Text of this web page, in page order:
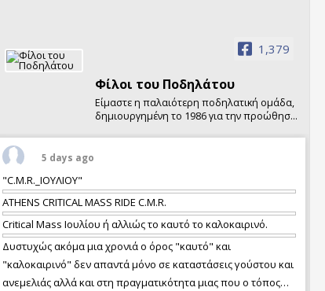
1,379
Φίλοι τoυ Ποδηλάτου
Είμαστε η παλαιότερη ποδηλατική ομάδα,
δημιουργημένη το 1986 για την προώθηση
5 days ago
"C.M.R._ΙΟΥΛΙΟΥ"
ATHENS CRITICAL MASS RIDE C.M.R.
Critical Mass Ιουλίου ή αλλιώς το καυτό το καλοκαιρινό.
Δυστυχώς ακόμα μια χρονιά ο όρος "καυτό" και
"καλοκαιρινό" δεν απαντά μόνο σε καταστάσεις γούστου και
ανεμελιάς αλλά και στη πραγματικότητα μιας που ο τόπος